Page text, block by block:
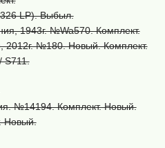
326 LP). Выбыл.
1943г. №Wa570. Комплект.
2012г. №180. Новый. Комплект.
S711.
№14194. Комплект. Новый.
Новый.